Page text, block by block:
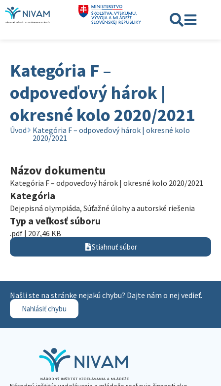
Kategória F –
odpoveďový hárok |
okresné kolo 2020/2021
Úvod
Kategória F – odpoveďový hárok | okresné kolo
2020/2021
Názov dokumentu
Kategória F – odpoveďový hárok | okresné kolo 2020/2021
Kategória
Dejepisná olympiáda, Súťažné úlohy a autorské riešenia
Typ a veľkosť súboru
.pdf | 207,46 KB
Stiahnuť súbor
Našli ste na stránke nejakú chybu? Dajte nám o nej vedieť.
Nahlásiť chybu